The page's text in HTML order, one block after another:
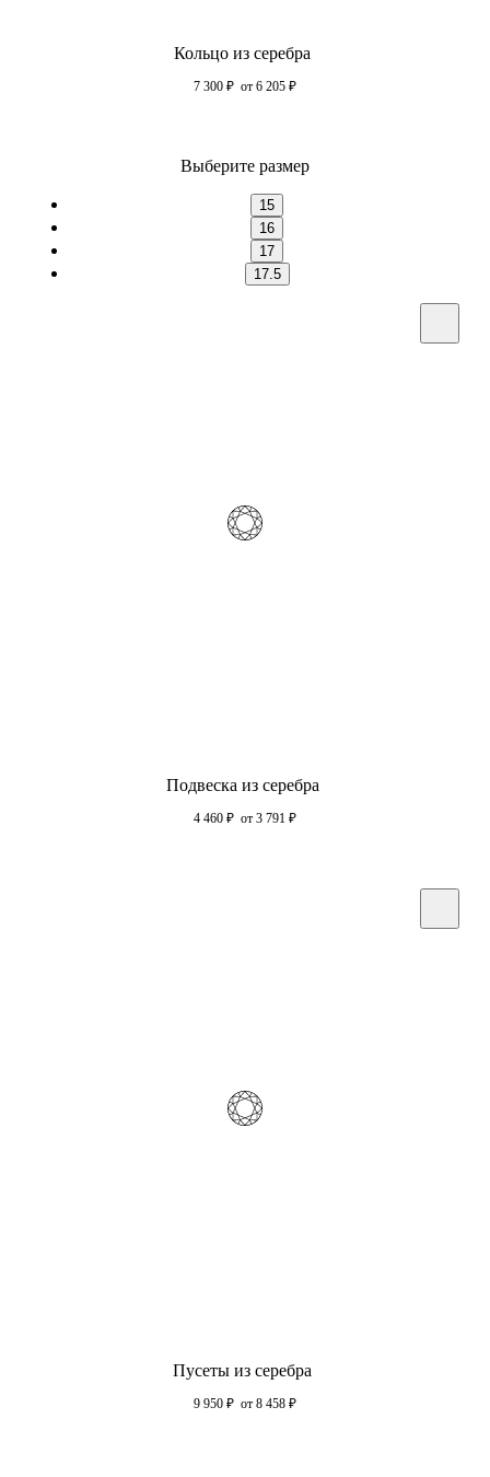
Кольцо из серебра
7 300 ₽ от 6 205 ₽
Выберите размер
15
16
17
17.5
Подвеска из серебра
4 460 ₽ от 3 791 ₽
Пусеты из серебра
9 950 ₽ от 8 458 ₽